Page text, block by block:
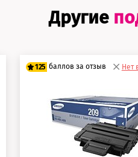
Другие
125 баллов за отзыв
100 баллов
125 баллов
Нет